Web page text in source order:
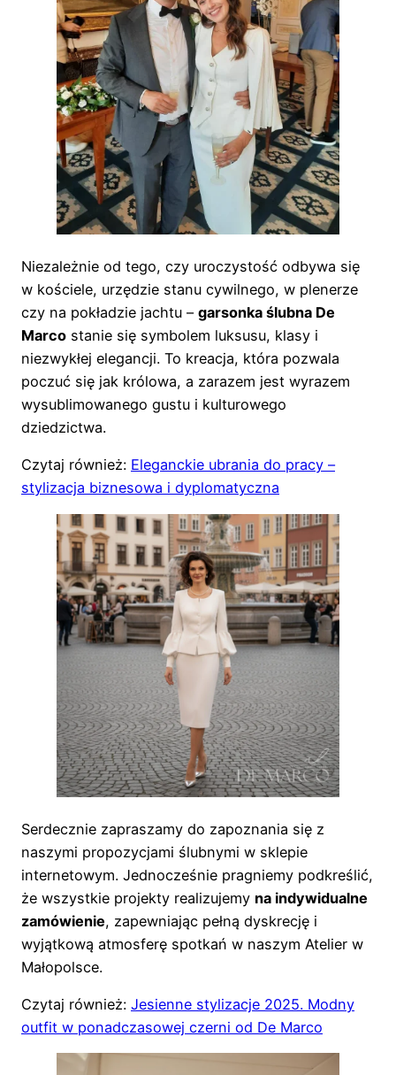
Niezależnie od tego, czy uroczystość odbywa się
w kościele, urzędzie stanu cywilnego, w plenerze
czy na pokładzie jachtu – garsonka ślubna De
Marco stanie się symbolem luksusu, klasy i
niezwykłej elegancji. To kreacja, która pozwala
poczuć się jak królowa, a zarazem jest wyrazem
wysublimowanego gustu i kulturowego
dziedzictwa.
Czytaj również: Eleganckie ubrania do pracy –
stylizacja biznesowa i dyplomatyczna
Serdecznie zapraszamy do zapoznania się z
naszymi propozycjami ślubnymi w sklepie
internetowym. Jednocześnie pragniemy podkreślić,
że wszystkie projekty realizujemy na indywidualne
zamówienie, zapewniając pełną dyskrecję i
wyjątkową atmosferę spotkań w naszym Atelier w
Małopolsce.
Czytaj również: Jesienne stylizacje 2025. Modny
outfit w ponadczasowej czerni od De Marco